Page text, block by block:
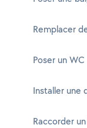
Remplacer
Poser un WC
Installer une
Raccorder